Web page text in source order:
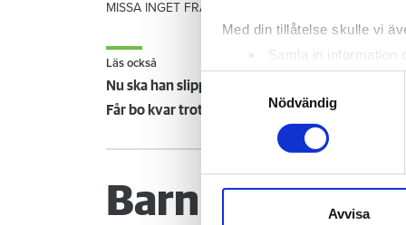
Med din tillåtelse skulle vi
Samla in information
Identifiera din enhet
Ta reda på mer om hur
eller dra tillbaka ditt
sociala medier och
till de sociala medier och
Samtyckesval
Nödvändig
Avvisa
MISSA INGET FRÅN HEM & HYRA.
Läs också
Nu ska han slippa vänta – vitet höjs till 10 000
Får bo kvar trots dödshot och rasistiska
Barn glömde